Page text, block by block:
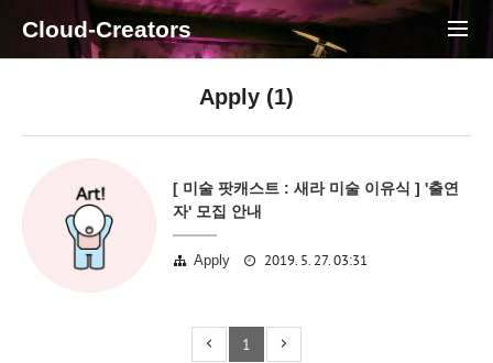
Cloud-Creators
Apply (1)
[ 미술 팟캐스트 : 새라 미술 이유식 ] '출연
자' 모집 안내
Apply 2019. 5. 27. 03:31
1